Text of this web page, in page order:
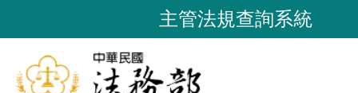
到
要
主管法規查詢系統